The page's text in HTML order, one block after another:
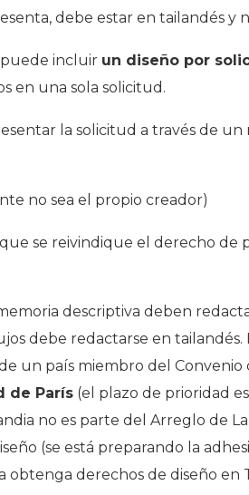
debe estar en tailandés y
puede incluir un diseño por
en una sola solicitud.
la solicitud a través de
no sea el propio creador)
se reivindique el derecho de
descriptiva deben
debe redactarse en tailandés.
un país miembro del Convenio
de París (el plazo de prioridad
no es parte del Arreglo de
(se está preparando la
derechos de diseño en